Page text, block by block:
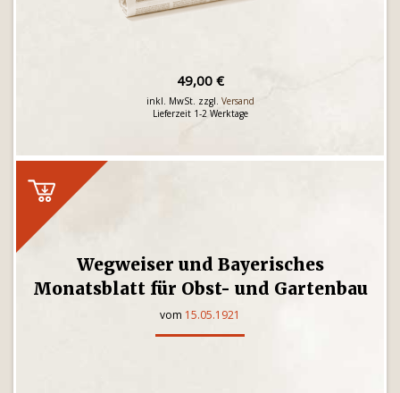
49,00 €
inkl. MwSt. zzgl. Versand
Lieferzeit 1-2 Werktage
Wegweiser und Bayerisches
Monatsblatt für Obst- und Gartenbau
vom 15.05.1921